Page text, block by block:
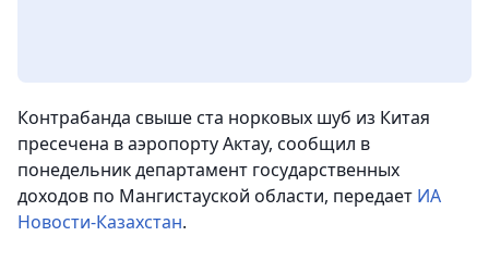
Контрабанда свыше ста норковых шуб из Китая
пресечена в аэропорту Актау, сообщил в
понедельник департамент государственных
доходов по Мангистауской области, передает ИА
Новости-Казахстан.